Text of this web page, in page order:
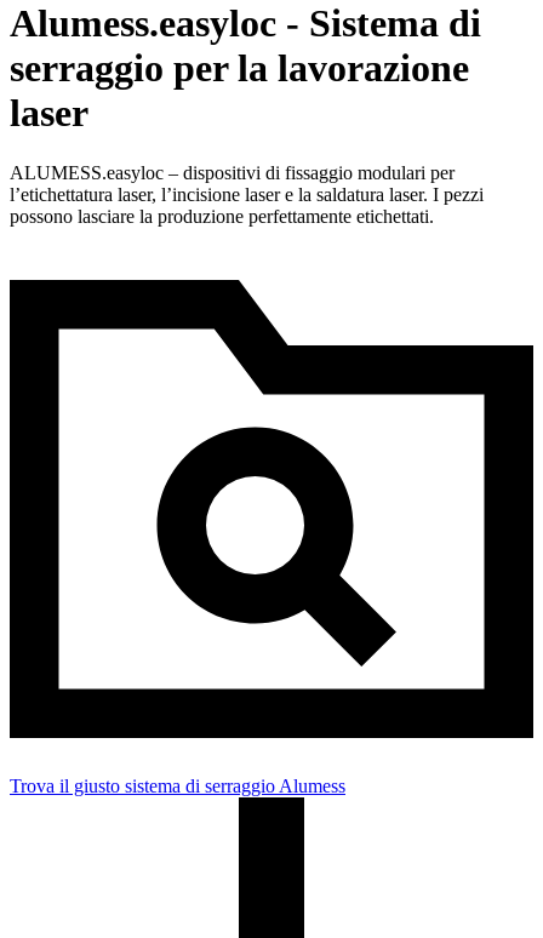
Alumess.easyloc - Sistema di
serraggio per la lavorazione
laser
ALUMESS.easyloc – dispositivi di fissaggio modulari per
l’etichettatura laser, l’incisione laser e la saldatura laser. I pezzi
possono lasciare la produzione perfettamente etichettati.
Trova il giusto sistema di serraggio Alumess